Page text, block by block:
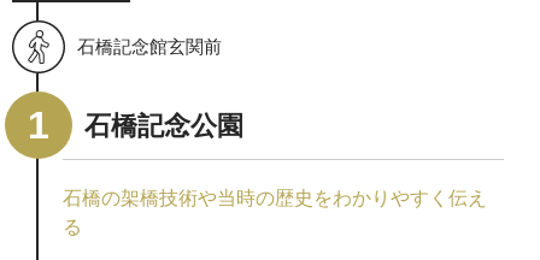
石橋記念館玄関前
石橋記念公園
石橋の架橋技術や当時の歴史をわかりやすく伝え
る